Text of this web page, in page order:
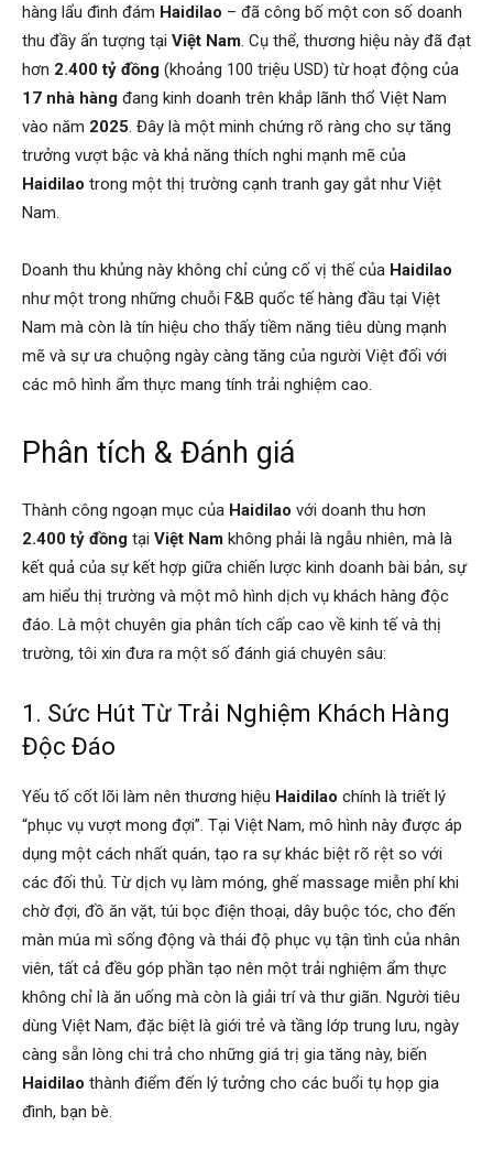
hàng lẩu đình đám Haidilao – đã công bố một con số doanh
thu đầy ấn tượng tại Việt Nam. Cụ thể, thương hiệu này đã đạt
hơn 2.400 tỷ đồng (khoảng 100 triệu USD) từ hoạt động của
17 nhà hàng đang kinh doanh trên khắp lãnh thổ Việt Nam
vào năm 2025. Đây là một minh chứng rõ ràng cho sự tăng
trưởng vượt bậc và khả năng thích nghi mạnh mẽ của
Haidilao trong một thị trường cạnh tranh gay gắt như Việt
Nam.
Doanh thu khủng này không chỉ củng cố vị thế của Haidilao
như một trong những chuỗi F&B quốc tế hàng đầu tại Việt
Nam mà còn là tín hiệu cho thấy tiềm năng tiêu dùng mạnh
mẽ và sự ưa chuộng ngày càng tăng của người Việt đối với
các mô hình ẩm thực mang tính trải nghiệm cao.
Phân tích & Đánh giá
Thành công ngoạn mục của Haidilao với doanh thu hơn
2.400 tỷ đồng tại Việt Nam không phải là ngẫu nhiên, mà là
kết quả của sự kết hợp giữa chiến lược kinh doanh bài bản, sự
am hiểu thị trường và một mô hình dịch vụ khách hàng độc
đáo. Là một chuyên gia phân tích cấp cao về kinh tế và thị
trường, tôi xin đưa ra một số đánh giá chuyên sâu:
1. Sức Hút Từ Trải Nghiệm Khách Hàng
Độc Đáo
Yếu tố cốt lõi làm nên thương hiệu Haidilao chính là triết lý
“phục vụ vượt mong đợi”. Tại Việt Nam, mô hình này được áp
dụng một cách nhất quán, tạo ra sự khác biệt rõ rệt so với
các đối thủ. Từ dịch vụ làm móng, ghế massage miễn phí khi
chờ đợi, đồ ăn vặt, túi bọc điện thoại, dây buộc tóc, cho đến
màn múa mì sống động và thái độ phục vụ tận tình của nhân
viên, tất cả đều góp phần tạo nên một trải nghiệm ẩm thực
không chỉ là ăn uống mà còn là giải trí và thư giãn. Người tiêu
dùng Việt Nam, đặc biệt là giới trẻ và tầng lớp trung lưu, ngày
càng sẵn lòng chi trả cho những giá trị gia tăng này, biến
Haidilao thành điểm đến lý tưởng cho các buổi tụ họp gia
đình, bạn bè.